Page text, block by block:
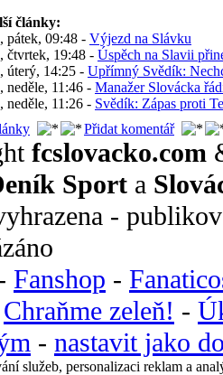
články:
pátek, 09:48 - Výjezd na Slávku
čtvrtek, 19:48 - Úspěch na Slavii
úterý, 14:25 - Upřímný Svědík:
neděle, 11:46 - Manažer Slovácka
neděle, 11:26 - Svědík: Zápas proti
Přidat komentář
fcslovacko.com
Sport a
-
Fanshop -
Chraňme zeleň! -
- nastavit jako
služeb, personalizaci reklam a